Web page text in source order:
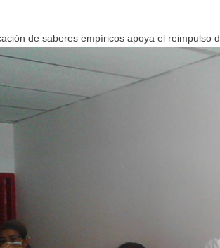
de saberes empíricos apoya el reimpulso